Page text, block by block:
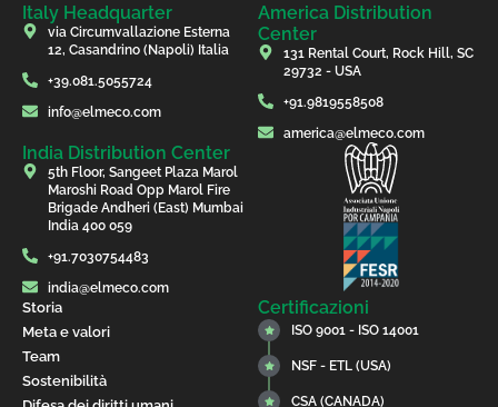
Italy Headquarter
via Circumvallazione Esterna
12, Casandrino (Napoli) Italia
+39.081.5055724
info@elmeco.com
America Distribution
Center
131 Rental Court, Rock Hill, SC
29732 - USA
+91.9819558508
america@elmeco.com
India Distribution Center
5th Floor, Sangeet Plaza Marol
Maroshi Road Opp Marol Fire
Brigade Andheri (East) Mumbai
India 400 059
+91.7030754483
india@elmeco.com
Storia
Meta e valori
Team
Sostenibilità
Certificazioni
ISO 9001 - ISO 14001
NSF - ETL (USA)
CSA (CANADA)